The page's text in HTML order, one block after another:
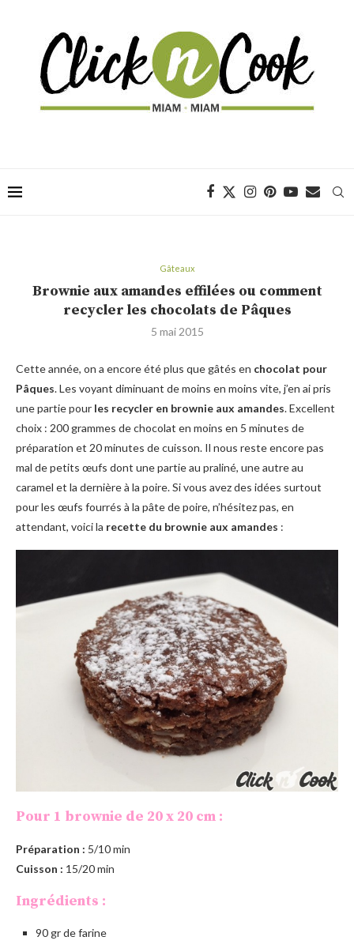
Gâteaux
Brownie aux amandes effilées ou comment
recycler les chocolats de Pâques
5 mai 2015
Cette année, on a encore été plus que gâtés en chocolat pour
Pâques. Les voyant diminuant de moins en moins vite, j’en ai pris
une partie pour les recycler en brownie aux amandes. Excellent
choix : 200 grammes de chocolat en moins en 5 minutes de
préparation et 20 minutes de cuisson. Il nous reste encore pas
mal de petits œufs dont une partie au praliné, une autre au
caramel et la dernière à la poire. Si vous avez des idées surtout
pour les œufs fourrés à la pâte de poire, n’hésitez pas, en
attendant, voici la recette du brownie aux amandes :
Pour 1 brownie de 20 x 20 cm :
Préparation : 5/10 min
Cuisson : 15/20 min
Ingrédients :
90 gr de farine